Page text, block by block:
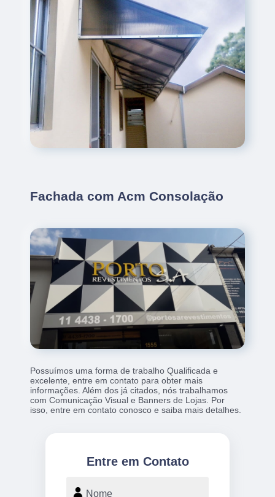
Fachada com Acm Consolação
Possuímos uma forma de trabalho Qualificada e
excelente, entre em contato para obter mais
informações. Além dos já citados, nós trabalhamos
com Comunicação Visual e Banners de Lojas. Por
isso, entre em contato conosco e saiba mais detalhes.
Entre em Contato